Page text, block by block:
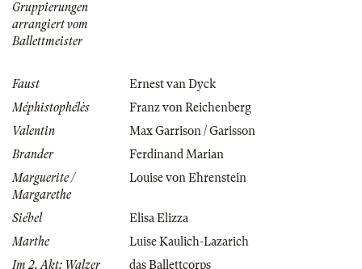
Gruppierungen
arrangiert vom
Ballettmeister
Faust
Ernest van Dyck
Méphistophélès
Franz von Reichenberg
Valentin
Max Garrison / Garisson
Brander
Ferdinand Marian
Marguerite /
Margarethe
Louise von Ehrenstein
Siébel
Elisa Elizza
Marthe
Luise Kaulich-Lazarich
Im 2. Akt: Walzer
das Ballettcorps